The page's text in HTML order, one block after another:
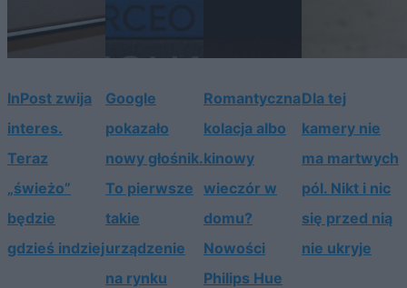
InPost zwija
interes.
Teraz
„świeżo”
będzie
gdzieś indziej
Google
pokazało
nowy głośnik.
To pierwsze
takie
urządzenie
na rynku
Romantyczna
kolacja albo
kinowy
wieczór w
domu?
Nowości
Philips Hue
Dla tej
kamery nie
ma martwych
pól. Nikt i nic
się przed nią
nie ukryje